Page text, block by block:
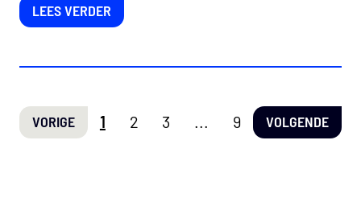
LEES VERDER
VORIGE 1 2 3 ... 9 VOLGENDE